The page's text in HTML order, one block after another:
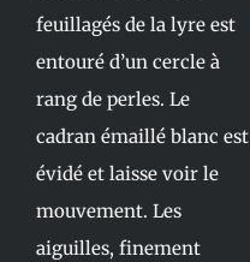
feuillagés de la lyre est
entouré d’un cercle à
rang de perles. Le
cadran émaillé blanc est
évidé et laisse voir le
mouvement. Les
aiguilles, finement